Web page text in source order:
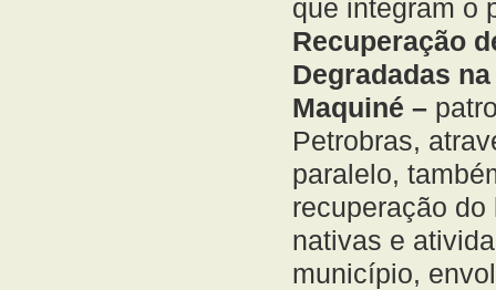
que integram o
Recuperação
Degradadas
Maquiné –
Petrobras,
paralelo,
recuperação
nativas e
município,